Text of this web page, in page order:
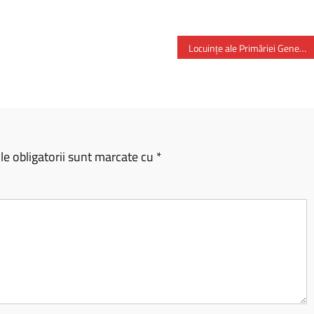
Locuințe ale Primăriei Generale, închiriate la prețuri derizorii – 46 de lei pe lună
obligatorii sunt marcate cu *